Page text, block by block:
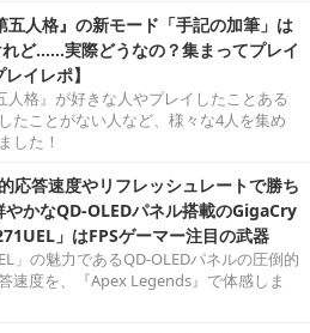
五人格』の新モード「手記の加筆」は
ど……実際どうなの？集まってプレイ
イレポ】
人格』が好きな人やプレイしたことある
たことがない人など、様々な4人を集め
した！
応答速度やリフレッシュレートで勝ち
やかなQD-OLEDパネル搭載のGigaCry
」はFPSゲーマー注目の武器
」の魅力であるQD-OLEDパネルの圧倒的
速度を、『Apex Legends』で体感しま